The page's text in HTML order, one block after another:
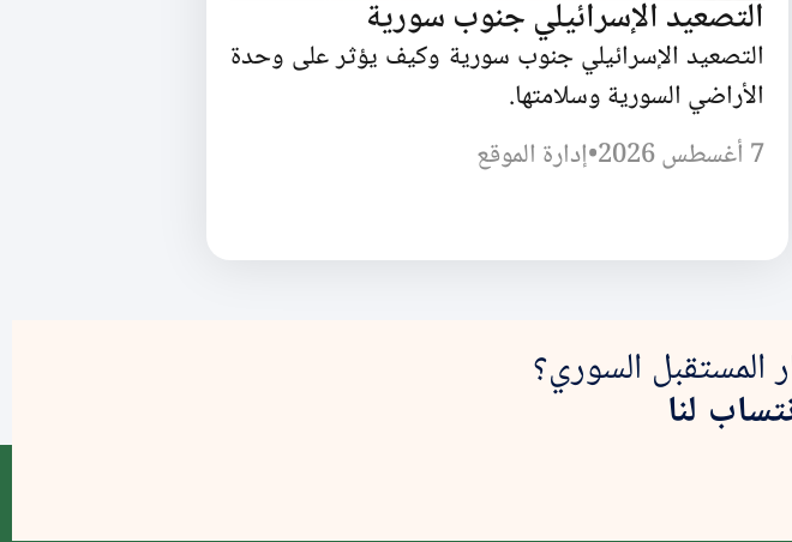
التصعيد الإسرائيلي جنوب سورية
التصعيد الإسرائيلي جنوب سورية وكيف يؤثر على وحدة
الأراضي السورية وسلامتها.
7 أغسطس 2026
•إدارة الموقع
السوري؟
لنا